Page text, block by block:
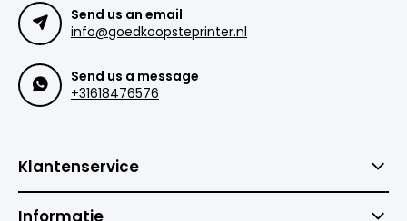
Send us an email
info@goedkoopsteprinter.nl
Send us a message
+31618476576
Klantenservice
Informatie